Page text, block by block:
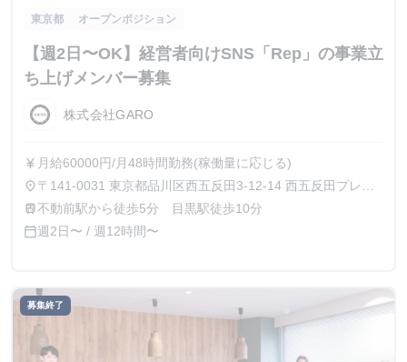
東京都 オープンポジション
【週2日〜OK】経営者向けSNS「Rep」の事業立
ち上げメンバー募集
株式会社GARO
currency_yen 月給60000円/月48時間勤務(稼働量に応じる)
place 〒141-0031 東京都品川区西五反田3-12-14 西五反田プレイ
ス8階
train不動前駅から徒歩5分 目黒駅徒歩10分
calendar_today週2日〜 / 週12時間〜
募集終了